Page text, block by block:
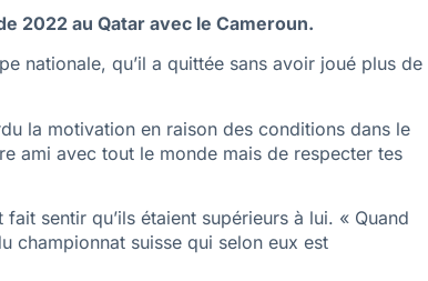
2022 au Qatar avec le Cameroun.
nationale, qu’il a quittée sans avoir joué plus de
la motivation en raison des conditions dans le
ami avec tout le monde mais de respecter tes
sentir qu’ils étaient supérieurs à lui. « Quand
championnat suisse qui selon eux est